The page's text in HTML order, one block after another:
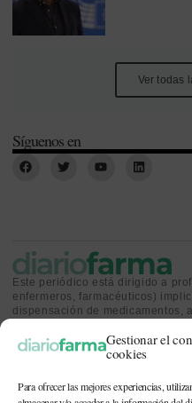
Gestionar el
cookies
Para ofrecer las mejores experiencias,
Ver todas
Síguenos en
Este periódico está dirigido a
enfermeros, farmacéuticos)
dispensación de medicamentos,
sanitaria.